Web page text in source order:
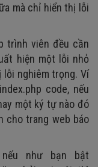
mà chỉ hiển thị lỗi
trình viên đều cần
hiện một lỗi nhỏ
nghiêm trọng. Ví
code, nếu
một ký tự nào đó
cho trang web báo
như bạn bật